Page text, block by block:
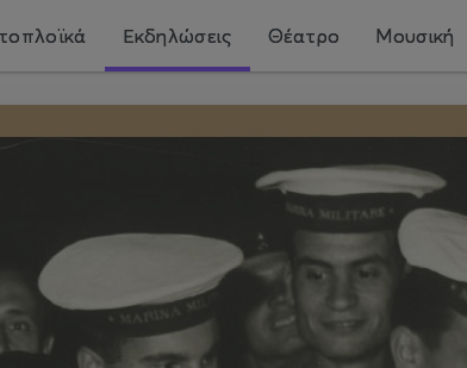
Εκδηλώσεις Θέατρο Μουσική